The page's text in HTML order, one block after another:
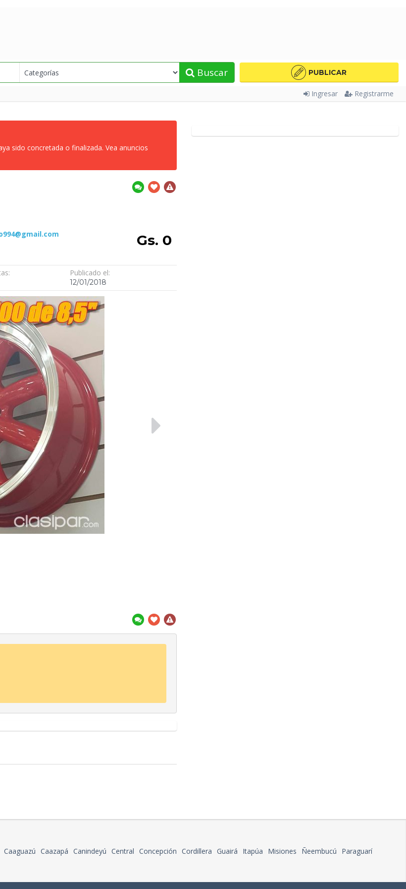
Buscar PUBLICAR
Ingresar Registrarme
sido concretada o finalizada. Vea anuncios
Gs. 0
Publicado el:
12/01/2018
Caaguazú Caazapá Canindeyú Central Concepción Cordillera Guairá Itapúa Misiones Ñeembucú
Paraguarí